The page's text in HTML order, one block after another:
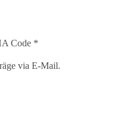
Code *
via E-Mail.